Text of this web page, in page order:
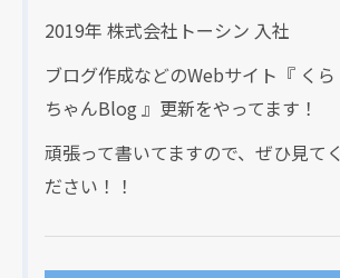
2019年 株式会社トーシン 入社
ブログ作成などのWebサイト『 くら
ちゃんBlog 』更新をやってます！
頑張って書いてますので、ぜひ見てく
ださい！！